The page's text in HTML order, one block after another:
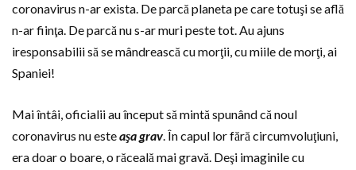
coronavirus n-ar exista. De parcă planeta pe care totuşi se află
n-ar fiinţa. De parcă nu s-ar muri peste tot. Au ajuns
iresponsabilii să se mândrească cu morţii, cu miile de morţi, ai
Spaniei!
Mai întâi, oficialii au început să mintă spunând că noul
coronavirus nu esteaşa grav. În capul lor fără circumvoluţiuni,
era doar o boare, o răceală mai gravă. Deşi imaginile cu